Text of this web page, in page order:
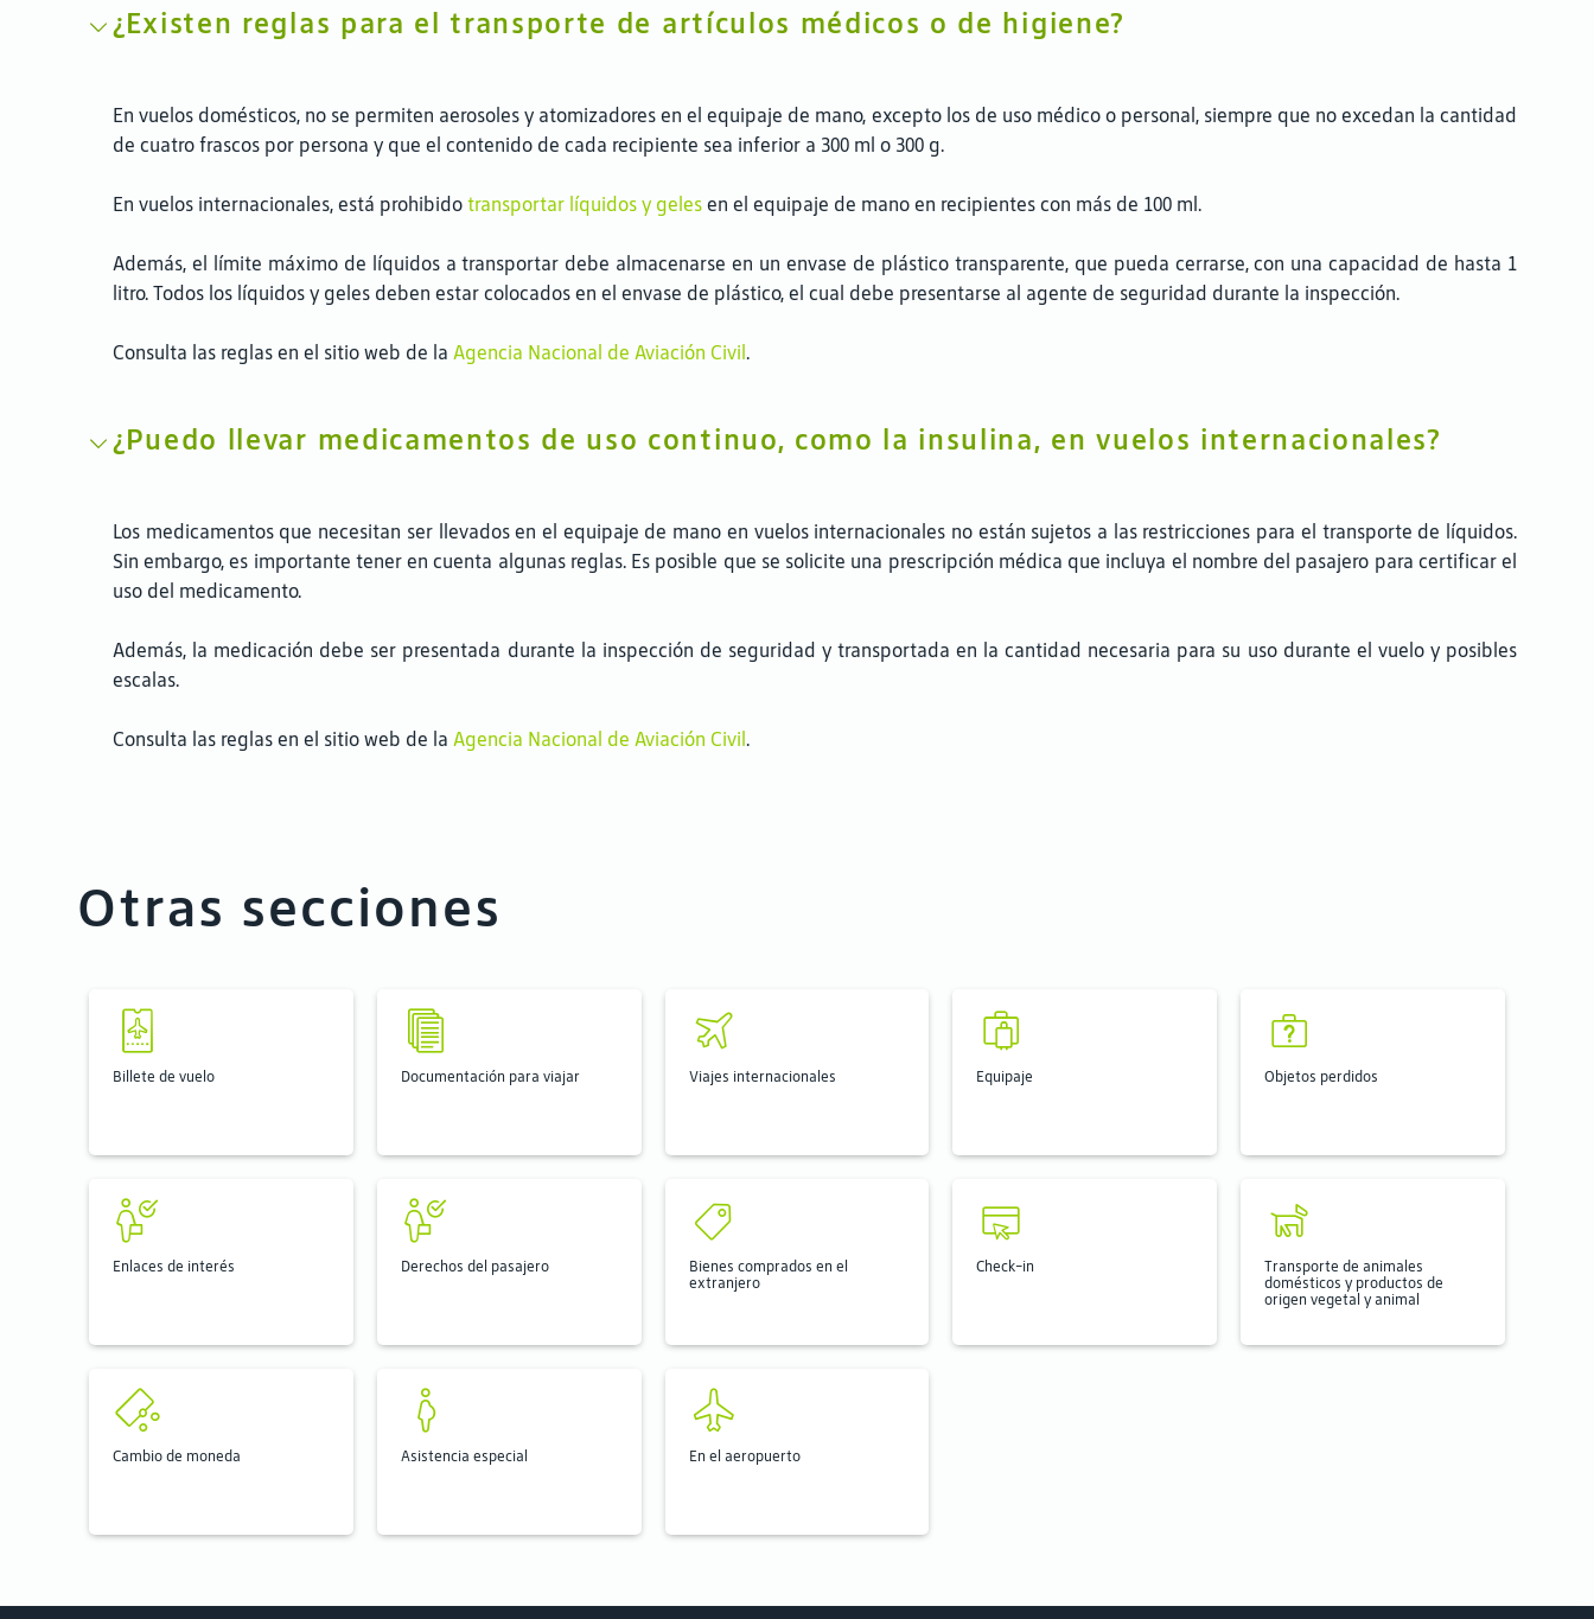
¿Existen reglas para el transporte de artículos médicos o de higiene?
En vuelos domésticos, no se permiten aerosoles y atomizadores en el equipaje de mano, excepto los de uso médico o personal, siempre que no excedan la cantidad
de cuatro frascos por persona y que el contenido de cada recipiente sea inferior a 300 ml o 300 g.
En vuelos internacionales, está prohibido transportar líquidos y geles en el equipaje de mano en recipientes con más de 100 ml.
Además, el límite máximo de líquidos a transportar debe almacenarse en un envase de plástico transparente, que pueda cerrarse, con una capacidad de hasta 1
litro. Todos los líquidos y geles deben estar colocados en el envase de plástico, el cual debe presentarse al agente de seguridad durante la inspección.
Consulta las reglas en el sitio web de la Agencia Nacional de Aviación Civil .
¿Puedo llevar medicamentos de uso continuo, como la insulina, en vuelos internacionales?
Los medicamentos que necesitan ser llevados en el equipaje de mano en vuelos internacionales no están sujetos a las restricciones para el transporte de líquidos.
Sin embargo, es importante tener en cuenta algunas reglas. Es posible que se solicite una prescripción médica que incluya el nombre del pasajero para certificar el
uso del medicamento.
Además, la medicación debe ser presentada durante la inspección de seguridad y transportada en la cantidad necesaria para su uso durante el vuelo y posibles
escalas.
Consulta las reglas en el sitio web de la Agencia Nacional de Aviación Civil .
Otras secciones
Billete de vuelo Documentación para viajar Viajes internacionales Equipaje Objetos perdidos
Enlaces de interés Derechos del pasajero
Bienes comprados en el
extranjero
Check-in
Transporte de animales
domésticos y productos de
origen vegetal y animal
Cambio de moneda Asistencia especial En el aeropuerto